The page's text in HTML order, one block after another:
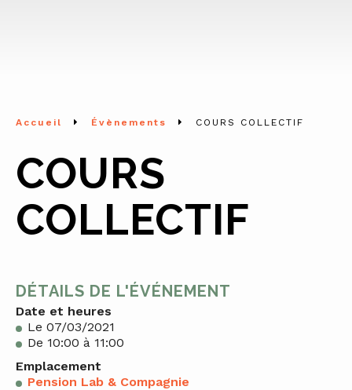
Accueil Évènements COURS COLLECTIF
COURS
COLLECTIF
DÉTAILS DE L'ÉVÉNEMENT
Date et heures
Le 07/03/2021
De 10:00 à 11:00
Emplacement
Pension Lab & Compagnie